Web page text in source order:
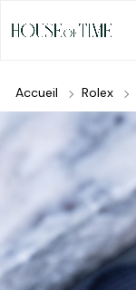
Accueil Rolex